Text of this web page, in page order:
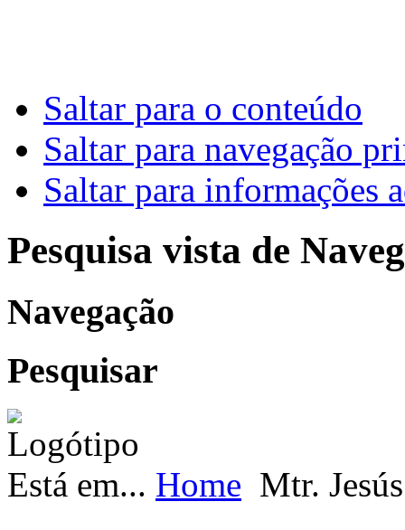
Saltar para o conteúdo
Saltar para navegação
Saltar para informações
Pesquisa vista de
Navegação
Pesquisar
Está em... Home Mtr.